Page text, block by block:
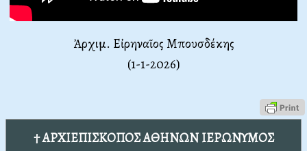
Ἀρχιμ. Εἰρηναῖος Μπουσδέκης
(1-1-2026)
† ΑΡΧΙΕΠΙΣΚΟΠΟΣ ΑΘΗΝΩΝ ΙΕΡΩΝΥΜΟΣ